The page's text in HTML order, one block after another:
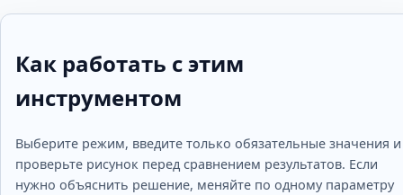
Как работать с этим
инструментом
Выберите режим, введите только обязательные значения и
проверьте рисунок перед сравнением результатов. Если
нужно объяснить решение, меняйте по одному параметру